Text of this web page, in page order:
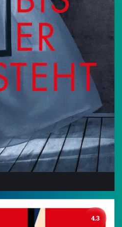
4.3